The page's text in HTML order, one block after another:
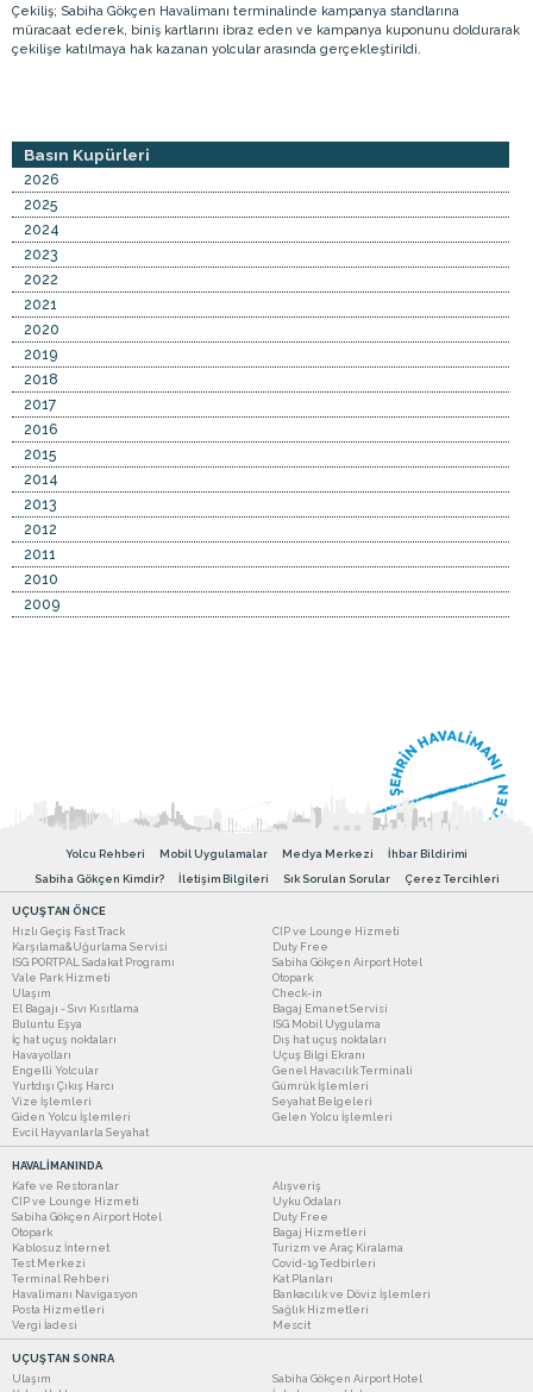
Çekiliş; Sabiha Gökçen Havalimanı terminalinde kampanya standlarına
müracaat ederek, biniş kartlarını ibraz eden ve kampanya kuponunu doldurarak
çekilişe katılmaya hak kazanan yolcular arasında gerçekleştirildi.
Basın Kupürleri
2026
2025
2024
2023
2022
2021
2020
2019
2018
2017
2016
2015
2014
2013
2012
2011
2010
2009
Yolcu Rehberi Mobil Uygulamalar Medya Merkezi
İhbar Bildirimi
Sabiha Gökçen Kimdir?
İletişim Bilgileri Sık Sorulan Sorular Çerez Tercihleri
UÇUŞTAN ÖNCE
Hızlı Geçiş Fast Track
CIP ve Lounge Hizmeti
Karşılama&Uğurlama Servisi
Duty Free
ISG PORTPAL Sadakat Programı
Sabiha Gökçen Airport Hotel
Vale Park Hizmeti
Otopark
Ulaşım
Check-in
El Bagajı - Sıvı Kısıtlama
Bagaj Emanet Servisi
Buluntu Eşya
ISG Mobil Uygulama
İç hat uçuş noktaları
Dış hat uçuş noktaları
Havayolları
Uçuş Bilgi Ekranı
Engelli Yolcular
Genel Havacılık Terminali
Yurtdışı Çıkış Harcı
Gümrük İşlemleri
Vize İşlemleri
Seyahat Belgeleri
Giden Yolcu İşlemleri
Gelen Yolcu İşlemleri
Evcil Hayvanlarla Seyahat
HAVALİMANINDA
Kafe ve Restoranlar
Alışveriş
CIP ve Lounge Hizmeti
Uyku Odaları
Sabiha Gökçen Airport Hotel
Duty Free
Otopark
Bagaj Hizmetleri
Kablosuz İnternet
Turizm ve Araç Kiralama
Test Merkezi
Covid-19 Tedbirleri
Terminal Rehberi
Kat Planları
Havalimanı Navigasyon
Bankacılık ve Döviz İşlemleri
Posta Hizmetleri
Sağlık Hizmetleri
Vergi İadesi
Mescit
UÇUŞTAN SONRA
Ulaşım
Sabiha Gökçen Airport Hotel